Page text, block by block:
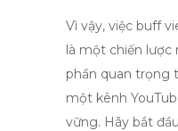
Vì vậy, việc buff
là một chiến lược
phần quan trọng
một kênh
vững. Hãy bắt